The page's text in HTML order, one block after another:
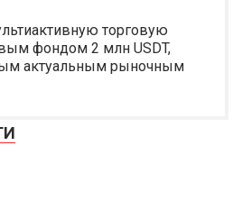
торговую
фондом 2 млн USDT,
актуальным рыночным